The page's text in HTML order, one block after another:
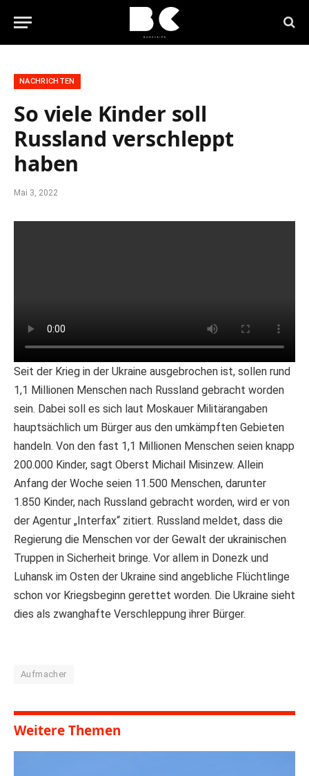
NACHRICHTEN
So viele Kinder soll
Russland verschleppt
haben
Mai 3, 2022
Seit der Krieg in der Ukraine ausgebrochen ist, sollen rund
1,1 Millionen Menschen nach Russland gebracht worden
sein. Dabei soll es sich laut Moskauer Militärangaben
hauptsächlich um Bürger aus den umkämpften Gebieten
handeln. Von den fast 1,1 Millionen Menschen seien knapp
200.000 Kinder, sagt Oberst Michail Misinzew. Allein
Anfang der Woche seien 11.500 Menschen, darunter
1.850 Kinder, nach Russland gebracht worden, wird er von
der Agentur „Interfax“ zitiert. Russland meldet, dass die
Regierung die Menschen vor der Gewalt der ukrainischen
Truppen in Sicherheit bringe. Vor allem in Donezk und
Luhansk im Osten der Ukraine sind angebliche Flüchtlinge
schon vor Kriegsbeginn gerettet worden. Die Ukraine sieht
dies als zwanghafte Verschleppung ihrer Bürger.
Aufmacher
Weitere Themen